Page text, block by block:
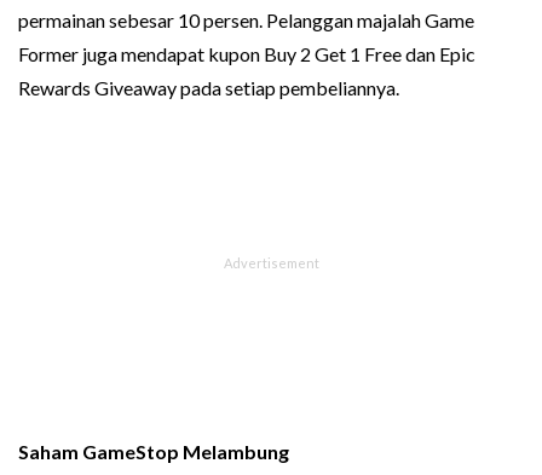
permainan sebesar 10 persen. Pelanggan majalah Game
Former juga mendapat kupon Buy 2 Get 1 Free dan Epic
Rewards Giveaway pada setiap pembeliannya.
Saham GameStop Melambung